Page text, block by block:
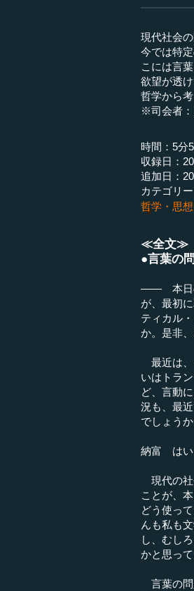
現代社会
今では特
こには言
欲望が透
哲学から
※司会者：
時間：5分
収録日：
追加日：
カテゴリー
哲学・思想
≪全文≫
●言葉の
―― 本日の
が、最初
ティカル
か。是非
最近は、
いはトラ
ど、言動
況も、最
でしょう
納富 はい
現代の社
ことが、
どう使っ
んも私も
し、むし
かと思って
言葉の問